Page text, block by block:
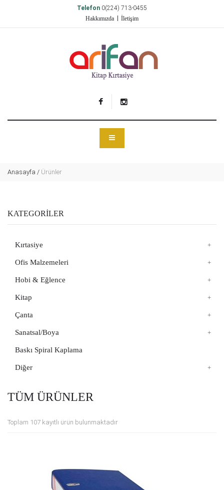
Telefon 0(224) 713-0455
Hakkımızda
İletişim
Anasayfa / Ürünler
KATEGORİLER
Kırtasiye
Ofis Malzemeleri
Hobi & Eğlence
Kitap
Çanta
Sanatsal/Boya
Baskı Spiral Kaplama
Diğer
TÜM ÜRÜNLER
Toplam 107 kayıtlı ürün bulunmaktadır